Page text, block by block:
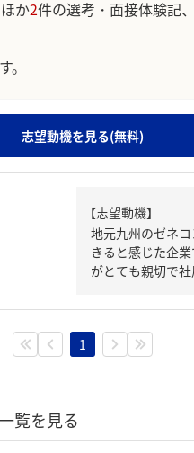
か2件の選考・面接体験記、
。
志望動機を見る(無料)
【志望動機】
地元九州のゼネ
きると感じた企
がとても親切で社
1
覧を見る